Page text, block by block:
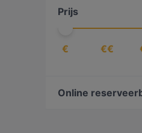
Prijs
€ €€
Online